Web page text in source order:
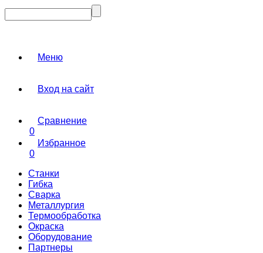
Меню
Вход на сайт
Сравнение
0
Избранное
0
Станки
Гибка
Сварка
Металлургия
Термообработка
Окраска
Оборудование
Партнеры